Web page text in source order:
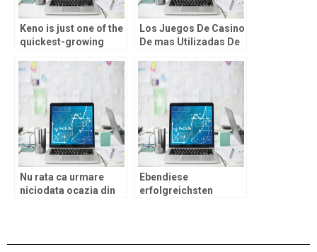
Keno is just one of the
quickest-growing
on the market
Los Juegos De Casino
De mas Utilizadas De
Nu rata ca urmare
niciodata ocazia din
depunere
Ebendiese
erfolgreichsten